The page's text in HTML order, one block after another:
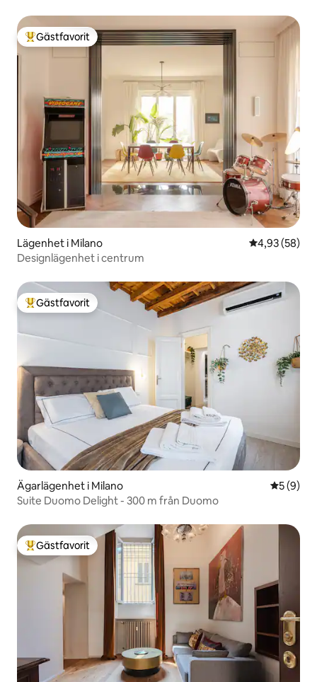
Populär gästfavorit
Gästfavorit
Lägenhet i Milano 4,93 av 5 i
4,93 (58)
Designlägenhet i centrum
Populär gästfavorit
Gästfavorit
Ägarlägenhet i Milano 5 av 5 i
5 (9)
Suite Duomo Delight - 300 m från Duomo
Populär gästfavorit
Gästfavorit